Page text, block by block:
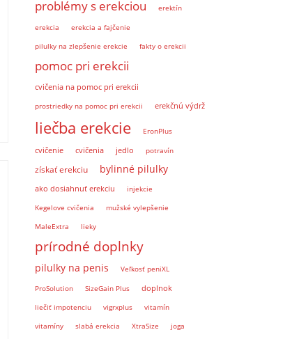
problémy s erekciou
erektín
erekcia
erekcia a fajčenie
pilulky na zlepšenie erekcie
fakty o erekcii
pomoc pri erekcii
cvičenia na pomoc pri erekcii
prostriedky na pomoc pri erekcii erekčnú výdrž
liečba erekcie
EronPlus
cvičenie
cvičenia jedlo potravín
získať erekciu bylinné pilulky
ako dosiahnuť erekciu
injekcie
Kegelove cvičenia
mužské vylepšenie
MaleExtra
lieky
prírodné doplnky
pilulky na penis
Veľkosť peniXL
ProSolution
SizeGain Plus doplnok
liečiť impotenciu vigrxplus
vitamín
vitamíny
slabá erekcia XtraSize joga